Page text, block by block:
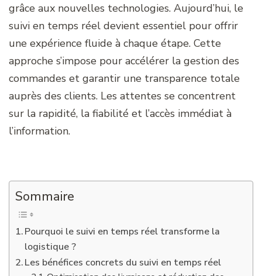
grâce aux nouvelles technologies. Aujourd’hui, le
suivi en temps réel devient essentiel pour offrir
une expérience fluide à chaque étape. Cette
approche s’impose pour accélérer la gestion des
commandes et garantir une transparence totale
auprès des clients. Les attentes se concentrent
sur la rapidité, la fiabilité et l’accès immédiat à
l’information.
Sommaire
Pourquoi le suivi en temps réel transforme la
logistique ?
Les bénéfices concrets du suivi en temps réel